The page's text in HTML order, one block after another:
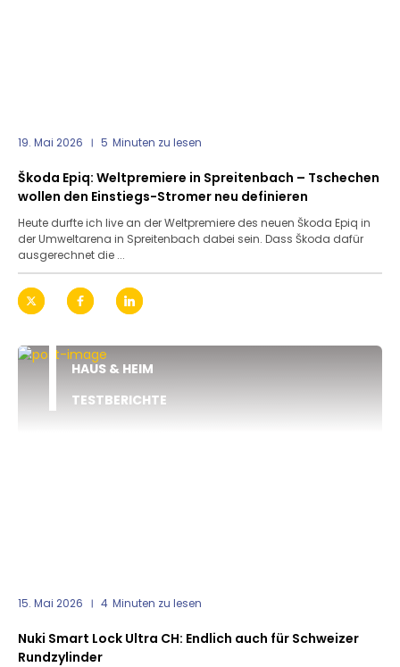
19. Mai 2026 5 Minuten zu lesen
Škoda Epiq: Weltpremiere in Spreitenbach – Tschechen
wollen den Einstiegs-Stromer neu definieren
Heute durfte ich live an der Weltpremiere des neuen Škoda Epiq in
der Umweltarena in Spreitenbach dabei sein. Dass Škoda dafür
ausgerechnet die ...
HAUS & HEIM
TESTBERICHTE
15. Mai 2026 4 Minuten zu lesen
Nuki Smart Lock Ultra CH: Endlich auch für Schweizer
Rundzylinder